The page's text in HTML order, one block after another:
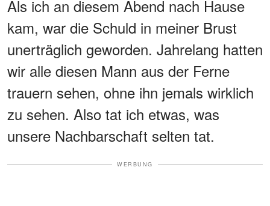
Als ich an diesem Abend nach Hause
kam, war die Schuld in meiner Brust
unerträglich geworden. Jahrelang hatten
wir alle diesen Mann aus der Ferne
trauern sehen, ohne ihn jemals wirklich
zu sehen. Also tat ich etwas, was
unsere Nachbarschaft selten tat.
WERBUNG